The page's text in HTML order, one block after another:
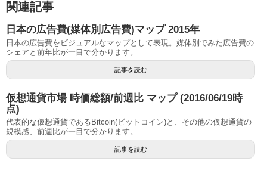
関連記事
日本の広告費(媒体別広告費)マップ 2015年
日本の広告費をビジュアルなマップとして表現。媒体別でみた広告費の
シェアと前年比が一目で分かります。
記事を読む
仮想通貨市場 時価総額/前週比 マップ (2016/06/19時
点)
代表的な仮想通貨であるBitcoin(ビットコイン)と、その他の仮想通貨の
規模感、前週比が一目で分かります。
記事を読む